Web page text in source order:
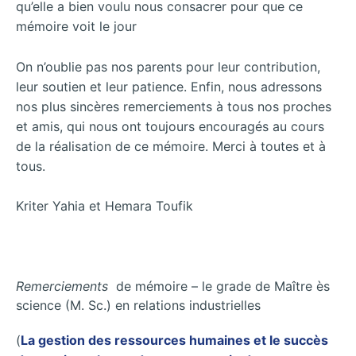
qu’elle a bien voulu nous consacrer pour que ce
mémoire voit le jour
On n’oublie pas nos parents pour leur contribution,
leur soutien et leur patience. Enfin, nous adressons
nos plus sincères remerciements à tous nos proches
et amis, qui nous ont toujours encouragés au cours
de la réalisation de ce mémoire. Merci à toutes et à
tous.
Kriter Yahia et Hemara Toufik
Remerciements de mémoire – le grade de Maître ès
science (M. Sc.) en relations industrielles
(La gestion des ressources humaines et le succès